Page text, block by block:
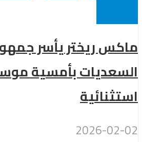
ماكس ريختر يأسر
السعديات بأمسية
استثنائية
2026-02-02